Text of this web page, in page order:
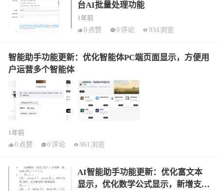
台AI批量处理功能
1年前
0 点赞 0评论 934 浏览
智能助手功能更新：优化智能体PC端页面显示，方便用
户运营多个智能体
1年前
0 点赞 0评论 961 浏览
AI智能助手功能更新：优化富文本
显示，优化数学公式显示，新增支持